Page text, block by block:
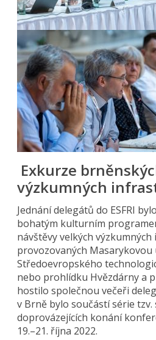
Exkurze
výzkumných
Jednání delegátů do ESFRI
bohatým kulturním
návštěvy velkých
provozovaných
Středoevropského
nebo prohlídku Hvězdárny a
hostilo společnou večeři
v Brně bylo součástí série tzv.
doprovázejících konání
19.–21. října 2022.